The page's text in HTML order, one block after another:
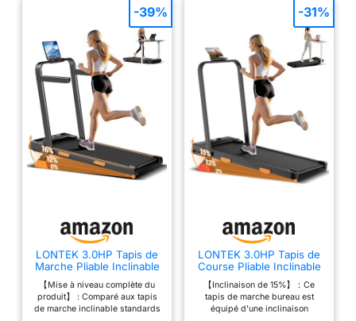
LONTEK 3.0HP Tapis de
Marche Pliable Inclinable
Réglables
【Mise à niveau complète du
produit】 : Comparé aux tapis
de marche inclinable standards
-39%
LONTEK 3.0HP Tapis de
Course Pliable Inclinable
15%, à Triple
Amortissement
【Inclinaison de 15%】：Ce
tapis de marche bureau est
équipé d'une inclinaison
-31%